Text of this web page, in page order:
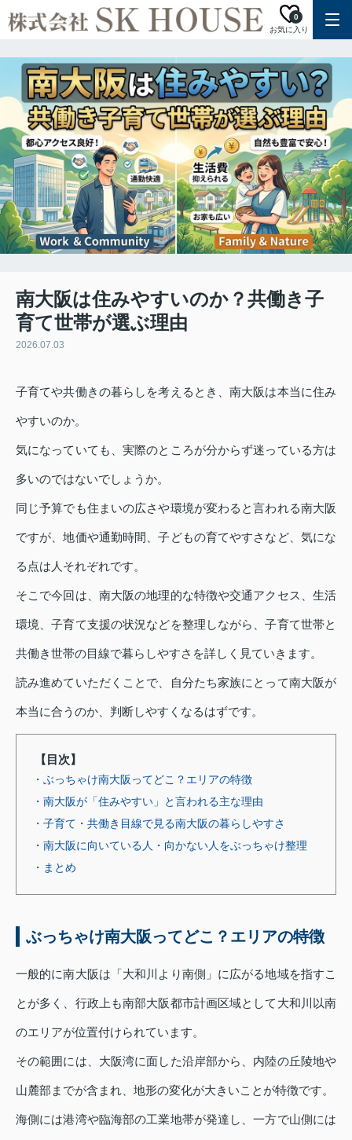
お気に入り
0
南大阪は住みやすいのか？共働き子
育て世帯が選ぶ理由
2026.07.03
子育てや共働きの暮らしを考えるとき、南大阪は本当に住み
やすいのか。
気になっていても、実際のところが分からず迷っている方は
多いのではないでしょうか。
同じ予算でも住まいの広さや環境が変わると言われる南大阪
ですが、地価や通勤時間、子どもの育てやすさなど、気にな
る点は人それぞれです。
そこで今回は、南大阪の地理的な特徴や交通アクセス、生活
環境、子育て支援の状況などを整理しながら、子育て世帯と
共働き世帯の目線で暮らしやすさを詳しく見ていきます。
読み進めていただくことで、自分たち家族にとって南大阪が
本当に合うのか、判断しやすくなるはずです。
【目次】
・ぶっちゃけ南大阪ってどこ？エリアの特徴
・南大阪が「住みやすい」と言われる主な理由
・子育て・共働き目線で見る南大阪の暮らしやすさ
・南大阪に向いている人・向かない人をぶっちゃけ整理
・まとめ
ぶっちゃけ南大阪ってどこ？エリアの特徴
一般的に南大阪は「大和川より南側」に広がる地域を指すこ
とが多く、行政上も南部大阪都市計画区域として大和川以南
のエリアが位置付けられています。
その範囲には、大阪湾に面した沿岸部から、内陸の丘陵地や
山麓部までが含まれ、地形の変化が大きいことが特徴です。
海側には港湾や臨海部の工業地帯が発達し、一方で山側には